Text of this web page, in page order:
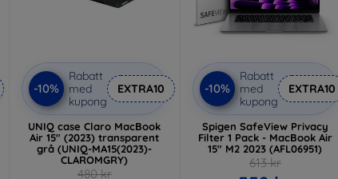
-10%
Rabatt
med
kupong
EXTRA10
UNIQ case Claro MacBook
Air 15" (2023) transparent
grå (UNIQ-MA15(2023)-
CLAROMGRY)
480 kr
-10%
Rabatt
med
kupong
EXTRA10
Spigen SafeView Privacy
Filter 1 Pack - MacBook Air
15" M2 2023 (AFL06951)
613 kr